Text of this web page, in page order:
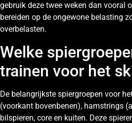
gebruik deze twee weken dan vooral
bereiden op de ongewone belasting
overbelasten.
Welke
trainen voor het
De belangrijkste spiergroepen voor
(voorkant bovenbenen), hamstrings
bilspieren, core en kuiten. Deze